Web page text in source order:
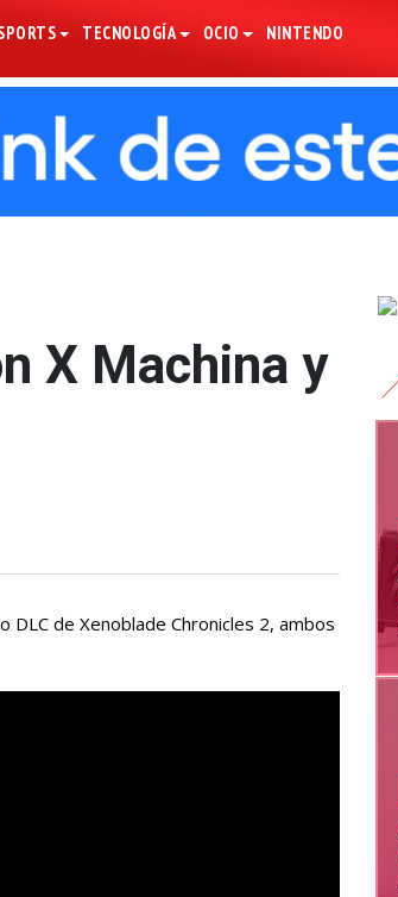
TECNOLOGÍA OCIO NINTENDO
X Machina y
de Xenoblade Chronicles 2, ambos